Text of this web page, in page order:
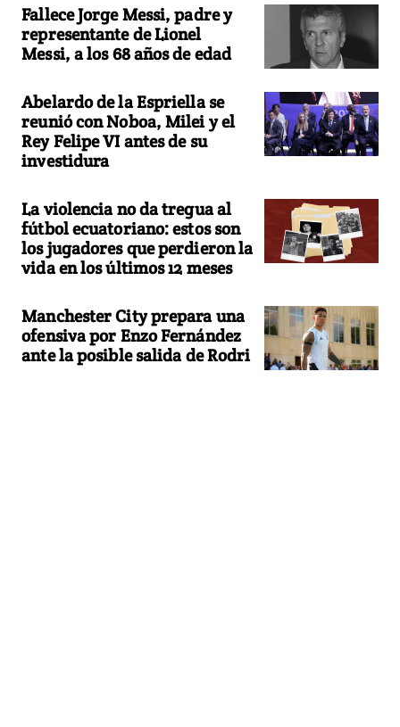
Fallece Jorge Messi, padre y
representante de Lionel
Messi, a los 68 años de edad
Abelardo de la Espriella se
reunió con Noboa, Milei y el
Rey Felipe VI antes de su
investidura
La violencia no da tregua al
fútbol ecuatoriano: estos son
los jugadores que perdieron la
vida en los últimos 12 meses
Manchester City prepara una
ofensiva por Enzo Fernández
ante la posible salida de Rodri